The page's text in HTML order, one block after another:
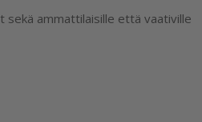
ammattilaisille että vaativille